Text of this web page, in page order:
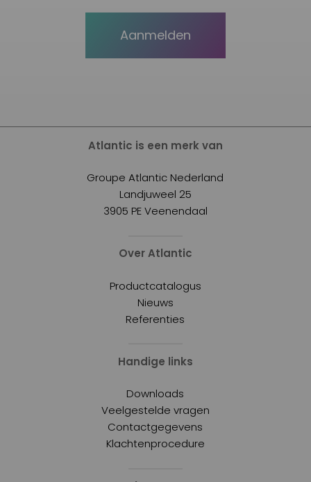
Aanmelden
Atlantic is een merk van
Groupe Atlantic Nederland
Landjuweel 25
3905 PE Veenendaal
Over Atlantic
Productcatalogus
Nieuws
Referenties
Handige links
Downloads
Veelgestelde vragen
Contactgegevens
Klachtenprocedure